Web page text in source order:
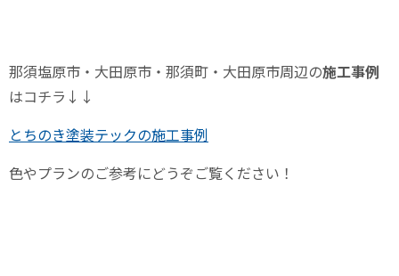
那須塩原市・大田原市・那須町・大田原市周辺の施工事例
はコチラ↓↓
とちのき塗装テックの施工事例
色やプランのご参考にどうぞご覧ください！